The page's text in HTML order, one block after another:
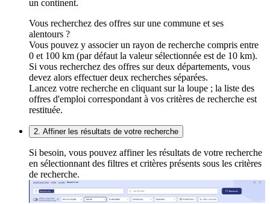
un continent.
Vous recherchez des offres sur une commune et ses
alentours ?
Vous pouvez y associer un rayon de recherche compris entre
0 et 100 km (par défaut la valeur sélectionnée est de 10 km).
Si vous recherchez des offres sur deux départements, vous
devez alors effectuer deux recherches séparées.
Lancez votre recherche en cliquant sur la loupe ; la liste des
offres d'emploi correspondant à vos critères de recherche est
restituée.
2. Affiner les résultats de votre recherche
Si besoin, vous pouvez affiner les résultats de votre recherche
en sélectionnant des filtres et critères présents sous les critères
de recherche.